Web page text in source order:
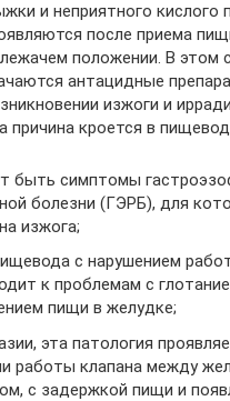
и неприятного кислого
после приема
положении. В этом
антацидные
изжоги и
причина кроется в
быть симптомы
болезни (ГЭРБ), для
изжога;
с нарушением
к проблемам с
пищи в желудке;
эта патология
работы клапана между
с задержкой пищи и